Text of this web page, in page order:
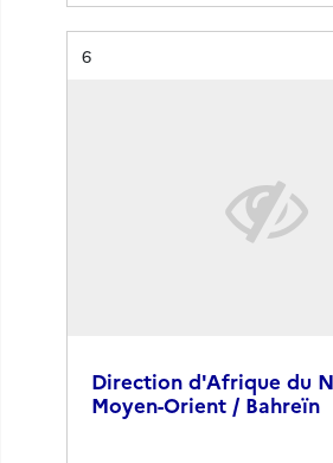
Résultat n°
6
Direction d'Afrique du
Moyen-Orient / Bahreïn